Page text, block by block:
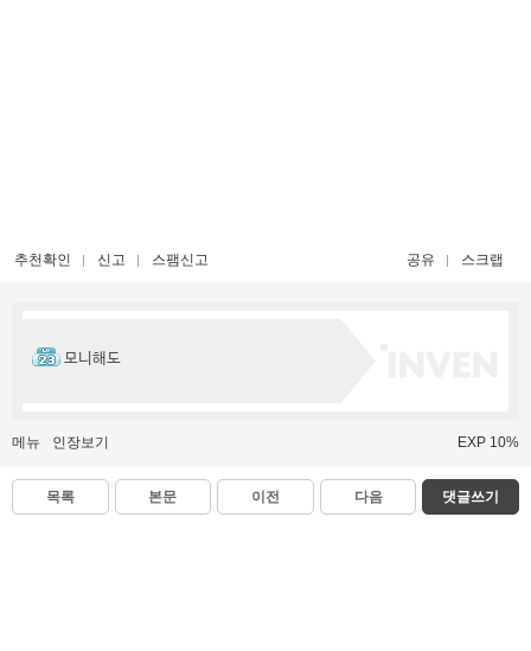
추천확인 신고 스팸신고 공유 스크랩
모니해도
메뉴 인장보기 EXP 10%
목록 본문 이전 다음 댓글쓰기